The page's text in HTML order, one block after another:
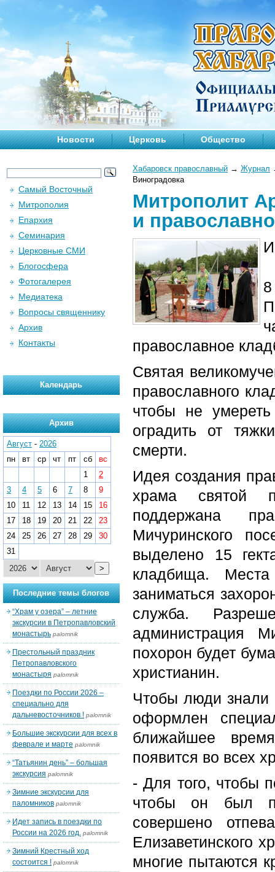
Новости Церковь Общество
Хабаровск православный → Журнал
Виноградовка
Митрополит
и
православное
Святая
православного
чтобы не
оградить от
смерти.
Идея создания
храма святой
поддержана
Мичуринского
выделено 15
кладбища.
заниматься
служба.
администрация
похорон будет
христианин.
Чтобы люди знали
оформлен
ближайшее
появится во всех
- Для того, чтобы
чтобы он был
совершено
Елизаветинского
многие пытаются
Самый Восточный
Митрополия
Епархия
Семинария
Церковные СМИ
Блогосфера
Фотогалерея
Медиатека
Вопросы священнику
Архив
Контакты
Календарь
Архив
Август - 2026
пн
вт ср чт пт сб
вс
1
2
3
4 5 6 7 8
9
10
11 12 13 14 15
16
17
18 19 20 21 22
23
24
25 26 27 28 29
30
31
>
Последние темы блогов
“Храм у озера” – летние
экскурсии в Петропавловский
монастырь palomnik
Престольный праздник
Петропавловского
монастыря palomnik
Поездки по России 2026 –
специально для
дальневосточников ! palomnik
Большие экскурсии для всех в
феврале и марте palomnik
“Татьянин день” – большая
экскурсия palomnik
Зимние экскурсии для
паломников palomnik
Идет запись в поездки по
России на 2026 год. palomnik
Зимний Крестный ход
состоится ! palomnik